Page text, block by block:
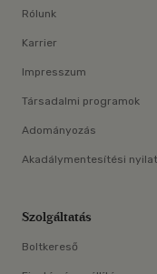
Rólunk
Karrier
Impresszum
Társadalmi programok
Adományozás
Akadálymentesítési
Szolgáltatás
Boltkereső